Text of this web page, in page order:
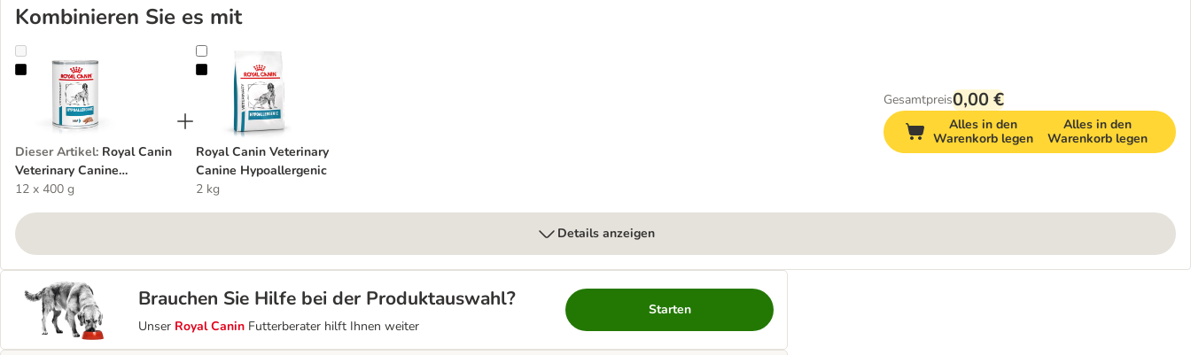
Kombinieren Sie es mit
Royal Canin Veterinary Canine Hypoallergenic Mousse
Dieser Artikel: Royal Canin
Veterinary Canine
Hypoallergenic Mousse
12 x 400 g
Royal Canin Veterinary Canine Hypoallergenic
Royal Canin Veterinary
Canine Hypoallergenic
2 kg
Gesamtpreis0,00 €
Alles in den
Warenkorb legen
Alles in den
Warenkorb legen
Details anzeigen
Brauchen Sie Hilfe bei der Produktauswahl?
Unser Royal Canin Futterberater hilft Ihnen weiter
Starten